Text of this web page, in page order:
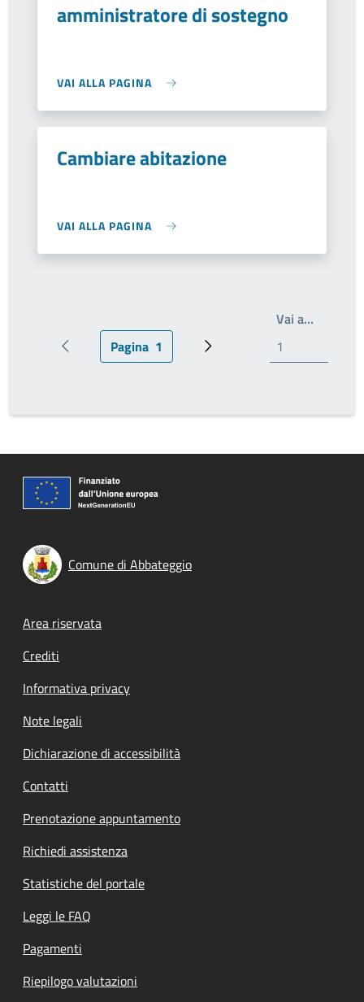
amministratore di sostegno
VAI ALLA PAGINA
Cambiare abitazione
VAI ALLA PAGINA
Pagina precedentePagina attuale
Pagina 1 Prossima pagina
Vai a…
Comune di Abbateggio
Footer menu
Area riservata
Crediti
Informativa privacy
Note legali
Dichiarazione di accessibilità
Contatti
Prenotazione appuntamento
Richiedi assistenza
Statistiche del portale
Leggi le FAQ
Pagamenti
Riepilogo valutazioni